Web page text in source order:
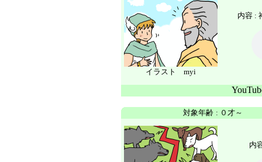
イラスト myi
内容 :
対象年齢 : ０才～
内